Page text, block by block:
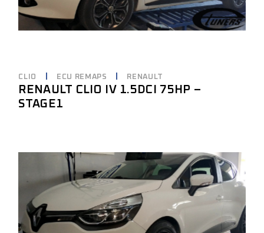
CLIO ECU REMAPS RENAULT
RENAULT CLIO IV 1.5DCI 75HP –
STAGE1